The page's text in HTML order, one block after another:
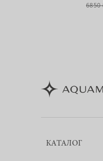
6850
КАТАЛОГ